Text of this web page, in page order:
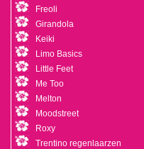
Freoli
Girandola
Keiki
Limo Basics
Little Feet
Me Too
Melton
Moodstreet
Roxy
Trentino regenlaarzen